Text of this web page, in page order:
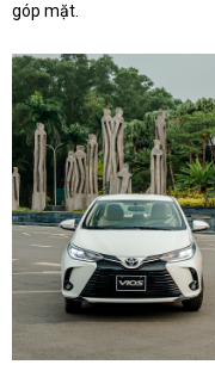
góp mặt.